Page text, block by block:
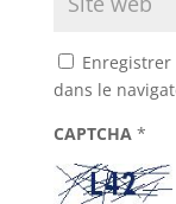
dans le
CAPTCHA *